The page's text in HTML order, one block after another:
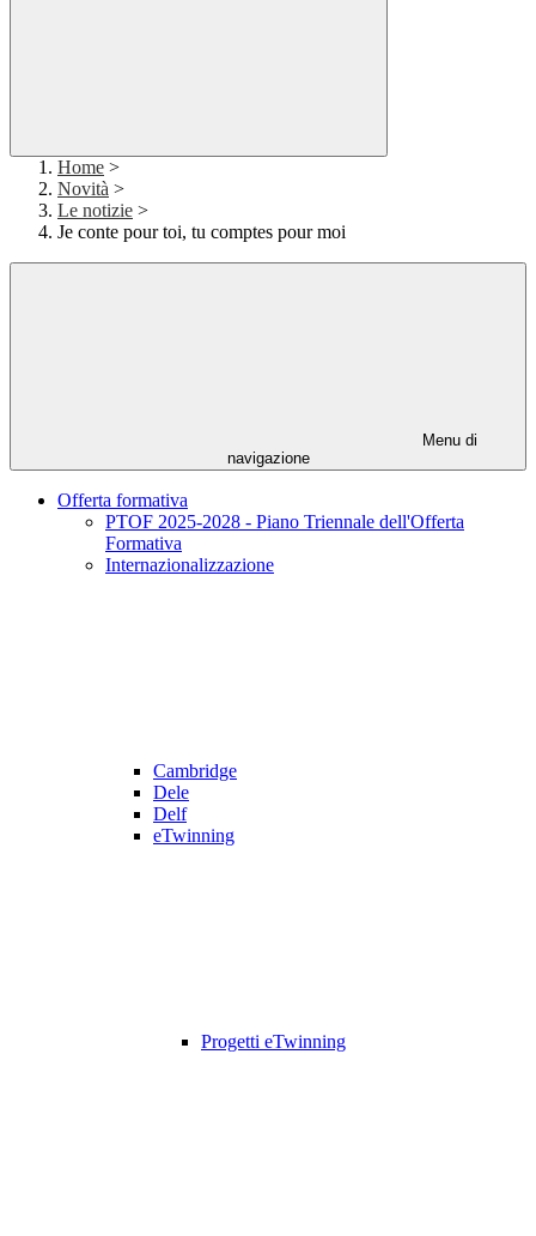
Home >
Novità >
Le notizie >
Je conte pour toi, tu comptes pour moi
Menu di
navigazione
Offerta formativa
PTOF 2025-2028 - Piano Triennale dell'Offerta
Formativa
Internazionalizzazione
Cambridge
Dele
Delf
eTwinning
Progetti eTwinning